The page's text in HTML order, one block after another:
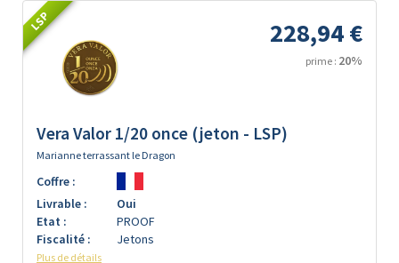
LSP 228,94 €
prime : 20%
Vera Valor 1/20 once (jeton - LSP)
Marianne terrassant le Dragon
Coffre :
Livrable :
Oui
Etat :
PROOF
Fiscalité :
Jetons
Plus de détails